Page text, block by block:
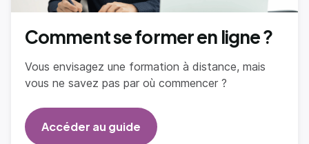
Comment se former en ligne ?
Vous envisagez une formation à distance, mais
vous ne savez pas par où commencer ?
Accéder au guide